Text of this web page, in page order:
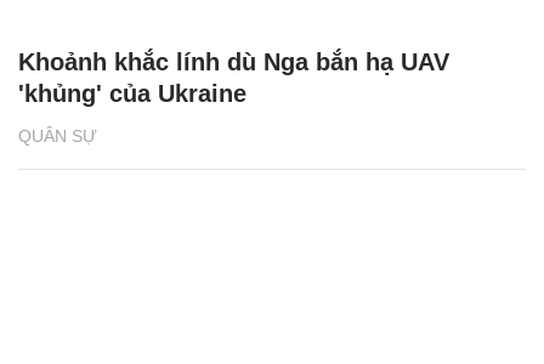
QUÂN SỰ
Khoảnh khắc lính dù Nga bắn hạ UAV
'khủng' của Ukraine